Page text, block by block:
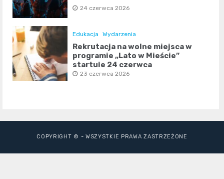
24 czerwca 2026
Edukacja Wydarzenia
Rekrutacja na wolne miejsca w
programie „Lato w Mieście”
startuje 24 czerwca
23 czerwca 2026
COPYRIGHT © - WSZYSTKIE PRAWA ZASTRZEŻONE